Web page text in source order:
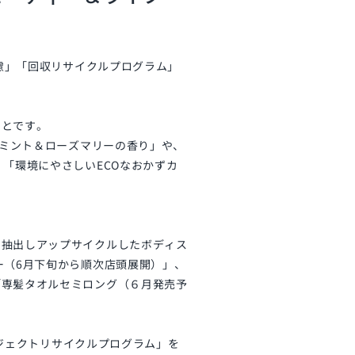
「回収リサイクルプログラム」
です。
ト＆ローズマリーの香り」や、
環境にやさしいECOなおかずカ
出しアップサイクルしたボディス
6月下旬から順次店頭展開）」、
髪タオルセミロング（６月発売予
クトリサイクルプログラム」を